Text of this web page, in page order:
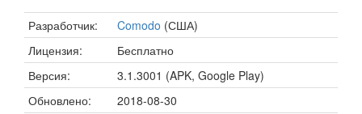
Разработчик: Comodo (США)
Лицензия:
Бесплатно
Версия:
3.1.3001 (APK, Google Play)
Обновлено:
2018-08-30